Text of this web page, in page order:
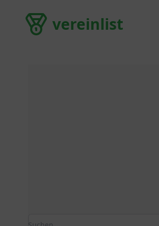
vereinlistvereinlist